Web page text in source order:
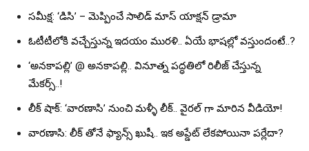
సమీక్ష: ‘డిసి’ – మెప్పించే సాలిడ్ మాస్ యాక్షన్ డ్రామా
ఓటీటీలోకి వచ్చేస్తున్న ఇదయం మురళి.. ఏయే భాషల్లో వస్తుందంటే..?
‘అనకాపల్లి’ @ అనకాపల్లి.. వినూత్న పద్ధతిలో రిలీజ్ చేస్తున్న
మేకర్స్..!
లీక్ షాక్: ‘వారణాసి’ నుంచి మళ్ళీ లీక్.. వైరల్ గా మారిన వీడియో!
వారణాసి: లీక్ తోనే ఫ్యాన్స్ ఖుషీ.. ఇక అప్డేట్ లేకపోయినా పర్లేదా?